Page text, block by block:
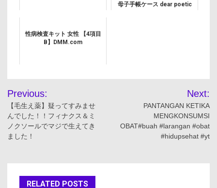
母子手帳ケース dear poetic
性病検査キット 女性 【4項目
B】DMM.com
投
稿
ナ
Previous:
【毛生え薬】疑ってすみませ
んでした！！フィナクス＆ミ
ノクソールでマジで生えてき
ました！
Next:
PANTANGAN KETIKA
MENGKONSUMSI
OBAT#buah #larangan #obat
#hidupsehat #yt
RELATED POSTS